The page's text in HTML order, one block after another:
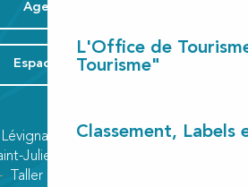
L'Office de
Tourisme"
Classement, Labels
Agenda
Espace Pro
Lévignacq Linxe
Lit-et-Mixe
Julien-en-Born
Taller